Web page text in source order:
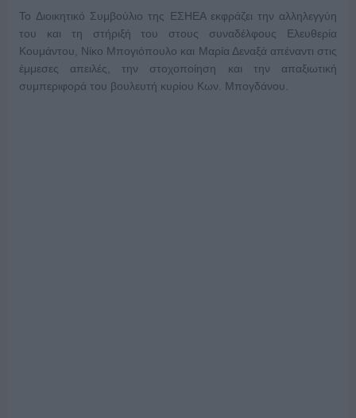
To Διοικητικό Συμβούλιο της ΕΣΗΕΑ εκφράζει την αλληλεγγύη
του και τη στήριξή του στους συναδέλφους Ελευθερία
Κουμάντου, Νίκο Μπογιόπουλο και Μαρία Δεναξά απέναντι στις
έμμεσες απειλές, την στοχοποίηση και την απαξιωτική
συμπεριφορά του βουλευτή κυρίου Κων. Μπογδάνου.